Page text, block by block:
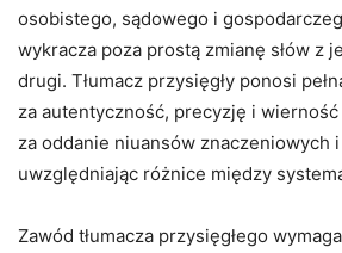
osobistego, sądowego i
wykracza poza prostą zmianę słów z
drugi. Tłumacz przysięgły ponosi
za autentyczność, precyzję i wierność
za oddanie niuansów znaczeniowych
uwzględniając różnice między
Zawód tłumacza przysięgłego